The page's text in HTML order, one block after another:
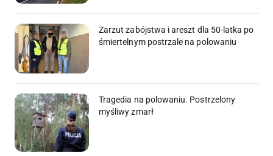
Zarzut zabójstwa i areszt dla 50-latka po
śmiertelnym postrzale na polowaniu
Tragedia na polowaniu. Postrzelony
myśliwy zmarł